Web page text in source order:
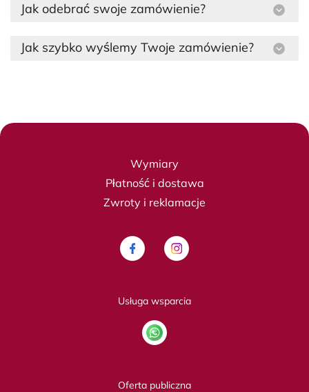
Jak odebrać swoje zamówienie?
Jak szybko wyślemy Twoje zamówienie?
Wymiary
Płatność i dostawa
Zwroty i reklamacje
Usługa wsparcia
Oferta publiczna